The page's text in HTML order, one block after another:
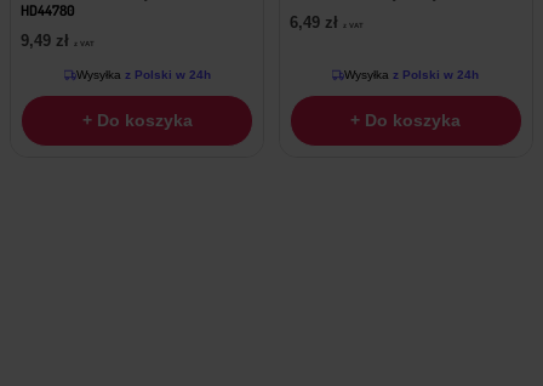
HD44780
9,49 zł z VAT
Wysyłka z Polski w 24h
+ Do koszyka
6,49 zł z VAT
Wysyłka z Polski w 24h
+ Do koszyka